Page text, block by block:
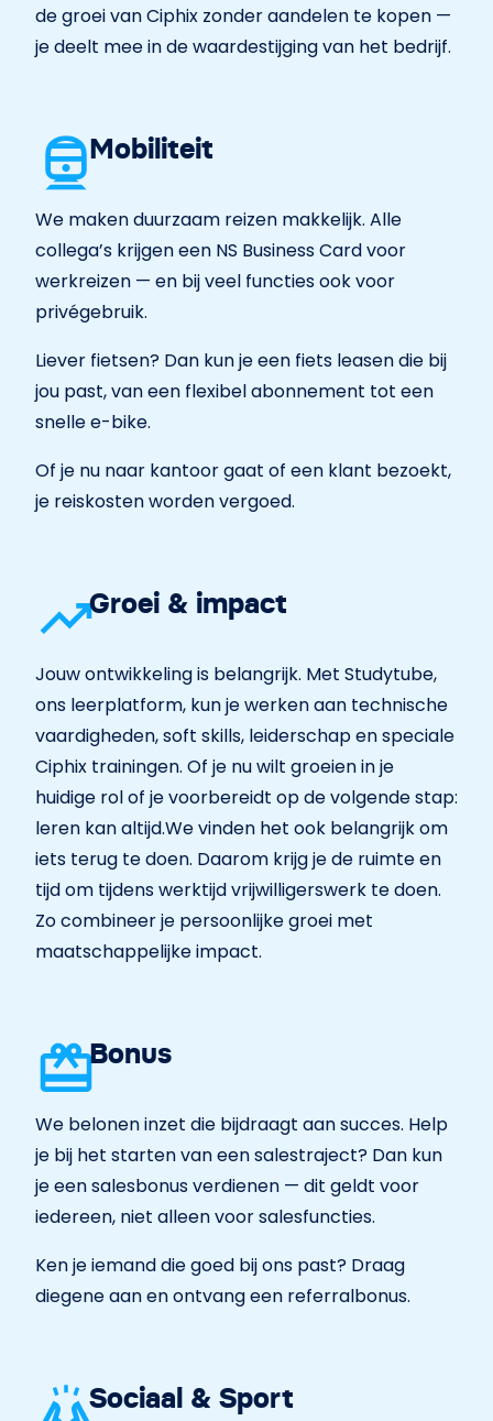
de groei van Ciphix zonder aandelen te kopen —
je deelt mee in de waardestijging van het bedrijf.
Mobiliteit
We maken duurzaam reizen makkelijk. Alle
collega’s krijgen een NS Business Card voor
werkreizen — en bij veel functies ook voor
privégebruik.
Liever fietsen? Dan kun je een fiets leasen die bij
jou past, van een flexibel abonnement tot een
snelle e-bike.
Of je nu naar kantoor gaat of een klant bezoekt,
je reiskosten worden vergoed.
Groei & impact
Jouw ontwikkeling is belangrijk. Met Studytube,
ons leerplatform, kun je werken aan technische
vaardigheden, soft skills, leiderschap en speciale
Ciphix trainingen. Of je nu wilt groeien in je
huidige rol of je voorbereidt op de volgende stap:
leren kan altijd.We vinden het ook belangrijk om
iets terug te doen. Daarom krijg je de ruimte en
tijd om tijdens werktijd vrijwilligerswerk te doen.
Zo combineer je persoonlijke groei met
maatschappelijke impact.
Bonus
We belonen inzet die bijdraagt aan succes. Help
je bij het starten van een salestraject? Dan kun
je een salesbonus verdienen — dit geldt voor
iedereen, niet alleen voor salesfuncties.
Ken je iemand die goed bij ons past? Draag
diegene aan en ontvang een referralbonus.
Sociaal & Sport